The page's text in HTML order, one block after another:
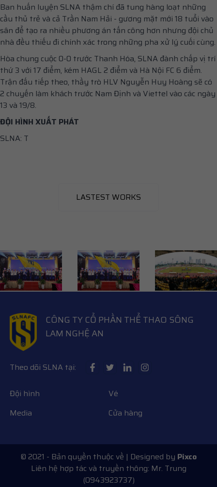
Ban huấn luyện SLNA thậm chí đã tung hàng loạt những
cầu thủ trẻ và cả Trần Nam Hải - gương mặt mới 18 tuổi vào
sân để tạo ra nhiều phương án tấn công hơn nhưng đội chủ
nhà đều thiếu đi chính xác trong những pha xử lý cuối cùng.
Hòa chung cuộc 0-0 trước Thanh Hóa, SLNA đành chấp vị trí
thứ 3 với 17 điểm, kém HAGL 2 điểm và Hà Nội FC 6 điểm.
Trận đấu tiếp theo, thầy trò HLV Nguyễn Huy Hoàng sẽ có
2 chuyến làm khách trước Nam Định và Viettel vào các ngày
13 và 19/8.
ĐỘI HÌNH XUẤT PHÁT
SLNA: T
LASTEST WORKS
CÔNG TY CỔ PHẦN THỂ THAO SÔNG
LAM NGHỆ AN
Theo dõi SLNA tại:
Đội hình
Vé
Media
Cửa hàng
© 2021 - Bản quyền thuộc về | Designed by Pixco
Liên hệ hợp tác và truyền thông: Mr. Trung
(0943923737)